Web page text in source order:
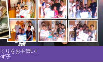
りをお手伝い!
子